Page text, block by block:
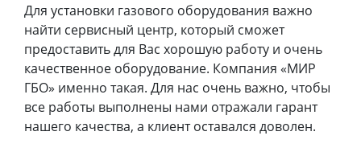
Для установки газового оборудования важно
найти сервисный центр, который сможет
предоставить для Вас хорошую работу и очень
качественное оборудование. Компания «МИР
ГБО» именно такая. Для нас очень важно, чтобы
все работы выполнены нами отражали гарант
нашего качества, а клиент оставался доволен.